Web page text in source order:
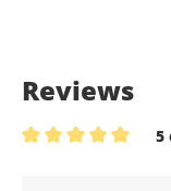
Reviews
5